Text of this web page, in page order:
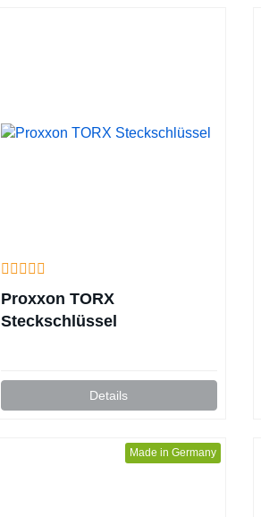
Proxxon TORX
Steckschlüssel
Details
Made in Germany